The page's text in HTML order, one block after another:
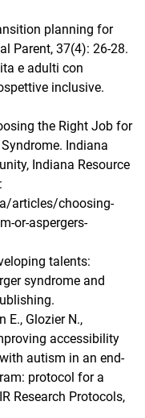
planning for
Parent, 37(4): 26-28.
e adulti con
inclusive.
the Right Job for
Indiana
Indiana Resource
articles/choosing‐
talents:
syndrome and
E., Glozier N.,
accessibility
autism in an end-
protocol for a
Research Protocols,